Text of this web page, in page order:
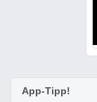
App-Tipp!